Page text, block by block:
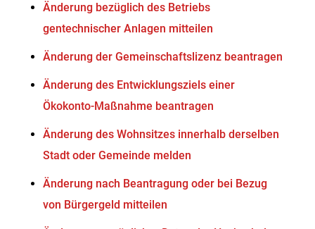
Änderung bezüglich des Betriebs
gentechnischer Anlagen mitteilen
Änderung der Gemeinschaftslizenz beantragen
Änderung des Entwicklungsziels einer
Ökokonto-Maßnahme beantragen
Änderung des Wohnsitzes innerhalb derselben
Stadt oder Gemeinde melden
Änderung nach Beantragung oder bei Bezug
von Bürgergeld mitteilen